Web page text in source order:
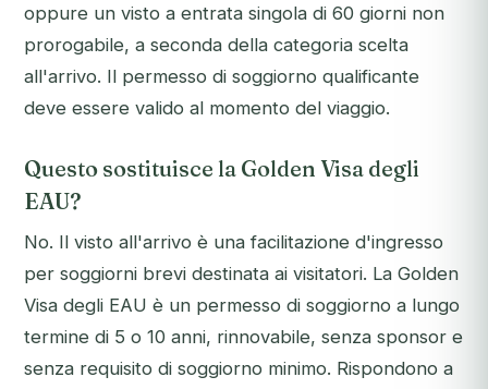
oppure un visto a entrata singola di 60 giorni non
prorogabile, a seconda della categoria scelta
all'arrivo. Il permesso di soggiorno qualificante
deve essere valido al momento del viaggio.
Questo sostituisce la Golden Visa degli
EAU?
No. Il visto all'arrivo è una facilitazione d'ingresso
per soggiorni brevi destinata ai visitatori. La Golden
Visa degli EAU è un permesso di soggiorno a lungo
termine di 5 o 10 anni, rinnovabile, senza sponsor e
senza requisito di soggiorno minimo. Rispondono a